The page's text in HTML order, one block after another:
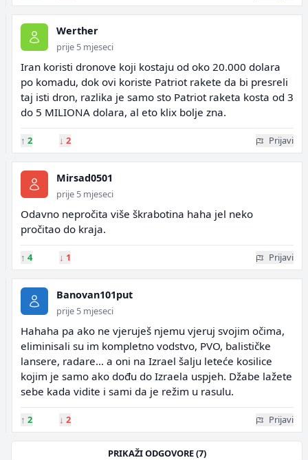
Werther
prije 5 mjeseci
Iran koristi dronove koji kostaju od oko 20.000 dolara
po komadu, dok ovi koriste Patriot rakete da bi presreli
taj isti dron, razlika je samo sto Patriot raketa kosta od 3
do 5 MILIONA dolara, al eto klix bolje zna.
↑ 2 ↓ 2 Prijavi
Mirsad0501
prije 5 mjeseci
Odavno nepročita više škrabotina haha jel neko
pročitao do kraja.
↑ 4 ↓ 1 Prijavi
Banovan101put
prije 5 mjeseci
Hahaha pa ako ne vjeruješ njemu vjeruj svojim očima,
eliminisali su im kompletno vodstvo, PVO, balističke
lansere, radare... a oni na Izrael šalju leteće kosilice
kojim je samo ako dođu do Izraela uspjeh. Džabe lažete
sebe kada vidite i sami da je režim u rasulu.
↑ 2 ↓ 2 Prijavi
PRIKAŽI ODGOVORE (7)